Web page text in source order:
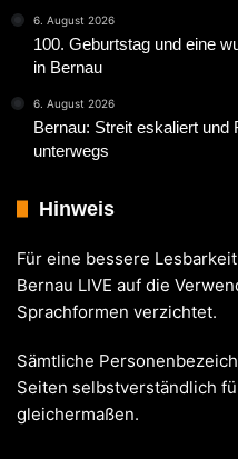
6. August 2026
100. Geburtstag und eine
in Bernau
6. August 2026
Bernau: Streit eskaliert und
unterwegs
Hinweis
Für eine bessere
Bernau LIVE auf die
Sprachformen verzichtet.
Sämtliche
Seiten selbstverständlich
gleichermaßen.